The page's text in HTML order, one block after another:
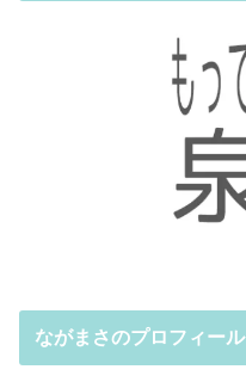
ながまさのプロフィール